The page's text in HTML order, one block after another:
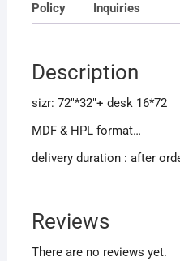
Policy Inquiries
Description
sizr: 72″*32″+ desk 16*72
MDF & HPL format…
delivery duration : after
Reviews
There are no reviews yet.